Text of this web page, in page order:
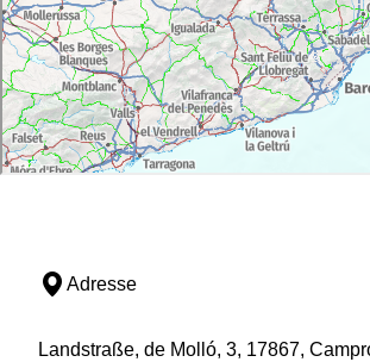
Adresse
Landstraße, de Molló, 3, 17867,